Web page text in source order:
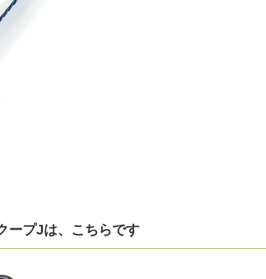
ープJは、こちらです